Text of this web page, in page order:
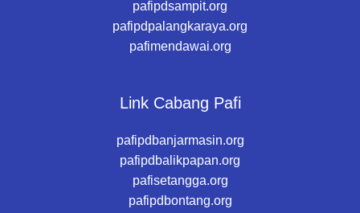
pafipdsampit.org
pafipdpalangkaraya.org
pafimendawai.org
Link Cabang Pafi
pafipdbanjarmasin.org
pafipdbalikpapan.org
pafisetangga.org
pafipdbontang.org